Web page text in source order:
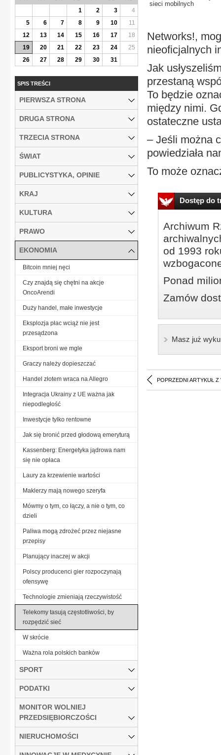
sieci mobilnych
Networks!,
nieoficjalnych
Jak
przestaną
To będzie
między nimi.
ostateczne
– Jeśli można
powiedziała
To może
Dostęp do
Archiwum
od 1993
Ponad
Zamów
Masz już
POPRZEDNI ARTYKUŁ Z
1
2 3
4
5
6 7 8 9 10
11
12
13 14 15 16 17
18
19
20 21 22 23 24
25
26
27 28 29 30 31
SPIS TREŚCI
PIERWSZA STRONA
DRUGA STRONA
TRZECIA STRONA
ŚWIAT
PUBLICYSTYKA, OPINIE
KRAJ
KULTURA
PRAWO
EKONOMIA
Bitcoin mniej nęci
Czy znajdą się chętni na akcje
OncoArendi
Duży handel, małe inwestycje
Eksplozja płac wciąż nie jest
przesądzona
Eksport broni we mgle
Graczy należy dopieszczać
Handel złotem wraca na Allegro
Integracja Ukrainy z UE ważna jak
niepodległość
Inwestycje tylko rentowne
Jak się bronić przed głodową emeryturą
Kassenberg: Energetyka jądrowa nam
się nie opłaca
Laury za krzewienie wartości
Maklerzy mają nowego szeryfa
Mówmy o tym, co łączy, a nie o tym, co
dzieli
Paliwa mogą zdrożeć przez niejasne
przepisy
Planujący inaczej w akcji
Polscy producenci gier rozpoczynają
ofensywę
Technologie zmieniają rzeczywistość
Telekomy tasują częstotliwości, by
rozpędzić sieć
W skrócie
Ważna rola polskich banków
SPORT
PODATKI
MONITOR WOLNIEJ
PRZEDSIĘBIORCZOŚCI
NIERUCHOMOŚCI